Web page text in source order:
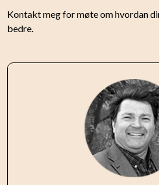
Kontakt meg for møte om hvordan
bedre.